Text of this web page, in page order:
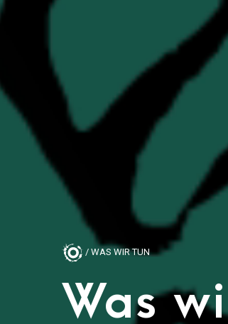
/ WAS WIR TUN
Was